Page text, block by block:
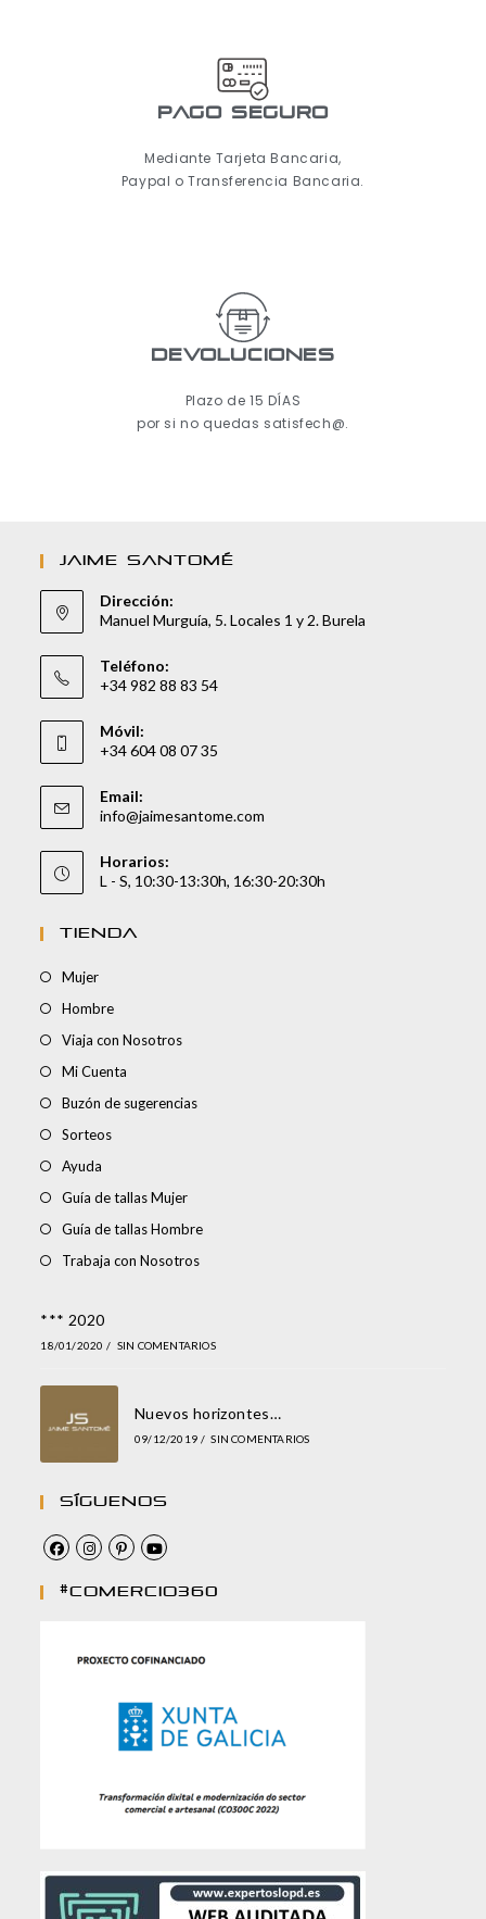
pago seguro
Mediante Tarjeta Bancaria,
Paypal o Transferencia Bancaria.
Devoluciones
Plazo de 15 DÍAS
por si no quedas satisfech@.
JAIME SANTOMÉ
Dirección:
Manuel Murguía, 5. Locales 1 y 2. Burela
Teléfono:
+34 982 88 83 54
Móvil:
+34 604 08 07 35
Email:
info@jaimesantome.com
Horarios:
L - S, 10:30-13:30h, 16:30-20:30h
TIENDA
Mujer
Hombre
Viaja con Nosotros
Mi Cuenta
Buzón de sugerencias
Sorteos
Ayuda
Guía de tallas Mujer
Guía de tallas Hombre
Trabaja con Nosotros
*** 2020
18/01/2020 / SIN COMENTARIOS
Nuevos horizontes…
09/12/2019 / SIN COMENTARIOS
Síguenos
#comercio360